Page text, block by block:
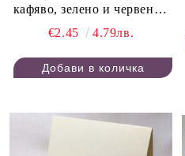
кафяво, зелено и червено -
6 бр.
€2.45 4.79лв.